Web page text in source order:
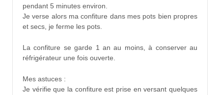
pendant 5 minutes environ.
Je verse alors ma confiture dans mes pots bien propres
et secs, je ferme les pots.
La confiture se garde 1 an au moins, à conserver au
réfrigérateur une fois ouverte.
Mes astuces :
Je vérifie que la confiture est prise en versant quelques